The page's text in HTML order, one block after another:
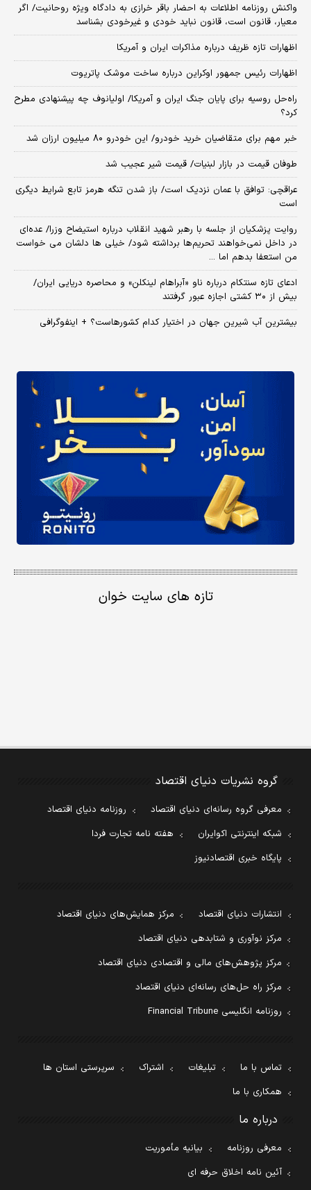
واکنش روزنامه اطلاعات به احضار باقر خرازی به دادگاه ویژه روحانیت/ اگر
معیار، قانون است، قانون نباید خودی و غیرخودی بشناسد
اظهارات تازه ظریف درباره مذاکرات ایران و آمریکا
اظهارات رئیس جمهور اوکراین درباره ساخت موشک پاتریوت
راه‌حل روسیه برای پایان جنگ ایران و آمریکا/ اولیانوف چه پیشنهادی مطرح
کرد؟
خبر مهم برای متقاضیان خرید خودرو/ این خودرو ۸۰ میلیون ارزان شد
طوفان قیمت در بازار لبنیات/ قیمت شیر عجیب شد
عراقچی: توافق با عمان نزدیک است/ باز شدن تنگه هرمز تابع شرایط دیگری
است
روایت پزشکیان از جلسه با رهبر شهید انقلاب درباره استیضاح وزرا/ عده‌ای
در داخل نمی‌خواهند تحریم‌ها برداشته شود/ خیلی ها دلشان می خواست
من استعفا بدهم اما ...
ادعای تازه سنتکام درباره ناو «آبراهام لینکلن» و محاصره دریایی ایران/
بیش از ۳۰ کشتی اجازه عبور گرفتند
بیشترین آب شیرین جهان در اختیار کدام کشورهاست؟ + اینفوگرافی
تازه های سایت خوان
گروه نشریات دنیای اقتصاد
معرفی گروه رسانه‌ای دنیای اقتصاد
روزنامه دنیای اقتصاد
شبکه اینترنتی اکوایران
هفته نامه تجارت فردا
پایگاه خبری اقتصادنیوز
انتشارات دنیای اقتصاد
مرکز همایش‌های دنیای اقتصاد
مرکز نوآوری و شتابدهی دنیای اقتصاد
مرکز پژوهش‌های مالی و اقتصادی دنیای اقتصاد
مرکز راه حل‌های رسانه‌ای دنیای اقتصاد
روزنامه انگلیسی Financial Tribune
تماس با ما تبلیغات اشتراک
سرپرستی استان ها
همکاری با ما
درباره ما
معرفی روزنامه
بیانیه مأموریت
آئین نامه اخلاق حرفه ای